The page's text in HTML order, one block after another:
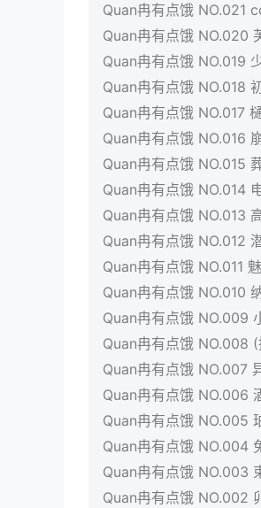
Quan冉有点饿 NO.021
Quan冉有点饿 NO.020
Quan冉有点饿 NO.019
Quan冉有点饿 NO.018
Quan冉有点饿 NO.017
Quan冉有点饿 NO.016
Quan冉有点饿 NO.015
Quan冉有点饿 NO.014
Quan冉有点饿 NO.013
Quan冉有点饿 NO.012
Quan冉有点饿 NO.011
Quan冉有点饿 NO.010
Quan冉有点饿 NO.009
Quan冉有点饿 NO.008
Quan冉有点饿 NO.007
Quan冉有点饿 NO.006
Quan冉有点饿 NO.005
Quan冉有点饿 NO.004
Quan冉有点饿 NO.003
Quan冉有点饿 NO.002